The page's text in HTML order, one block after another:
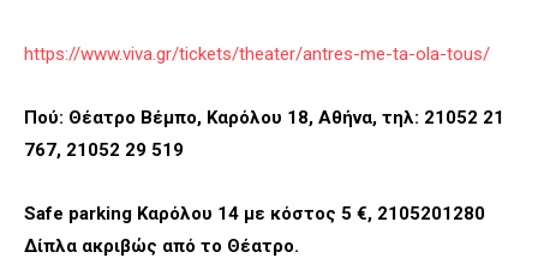
https://www.viva.gr/tickets/theater/antres-me-ta-ola-tous/
Πού: Θέατρο Βέμπο, Καρόλου 18, Αθήνα, τηλ: 21052 21
767, 21052 29 519
Safe parking Kαρόλου 14 με κόστος 5 €, 2105201280
Δίπλα ακριβώς από το Θέατρο.